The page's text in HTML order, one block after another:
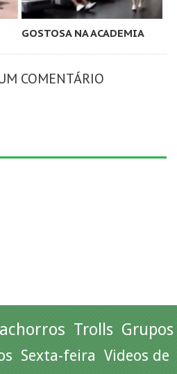
GOSTOSA NA ACADEMIA
COMENTÁRIO
Trolls Grupos
Sexta-feira Videos de